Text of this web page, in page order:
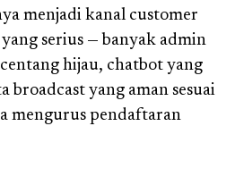
menjadi kanal customer
serius — banyak admin
hijau, chatbot yang
broadcast yang aman sesuai
mengurus pendaftaran